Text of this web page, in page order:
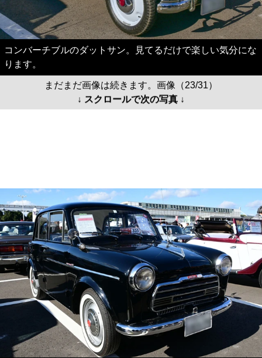
コンバーチブルのダットサン。見てるだけで楽しい気分にな
ります。
まだまだ画像は続きます。画像（23/31）
↓ スクロールで次の写真 ↓